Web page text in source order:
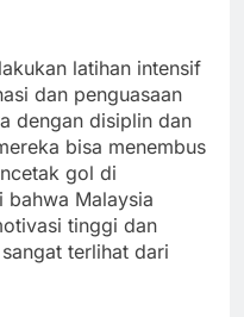
latihan intensif
dan penguasaan
dengan disiplin dan
bisa menembus
gol di
bahwa Malaysia
tinggi dan
terlihat dari